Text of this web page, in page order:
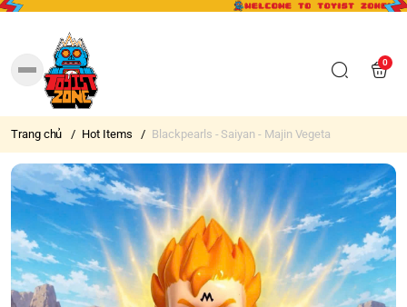
0
Trang chủ / Hot Items / Blackpearls - Saiyan - Majin Vegeta